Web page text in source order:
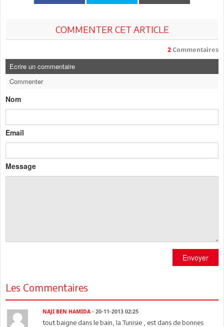
COMMENTER CET ARTICLE
2 Commentaires
Ecrire un commentaire
Commenter
Nom
Email
Message
Envoyer
Les Commentaires
NAJI BEN HAMIDA - 20-11-2013 02:25
tout baigne dans le bain, la Tunisie , est dans de bonnes